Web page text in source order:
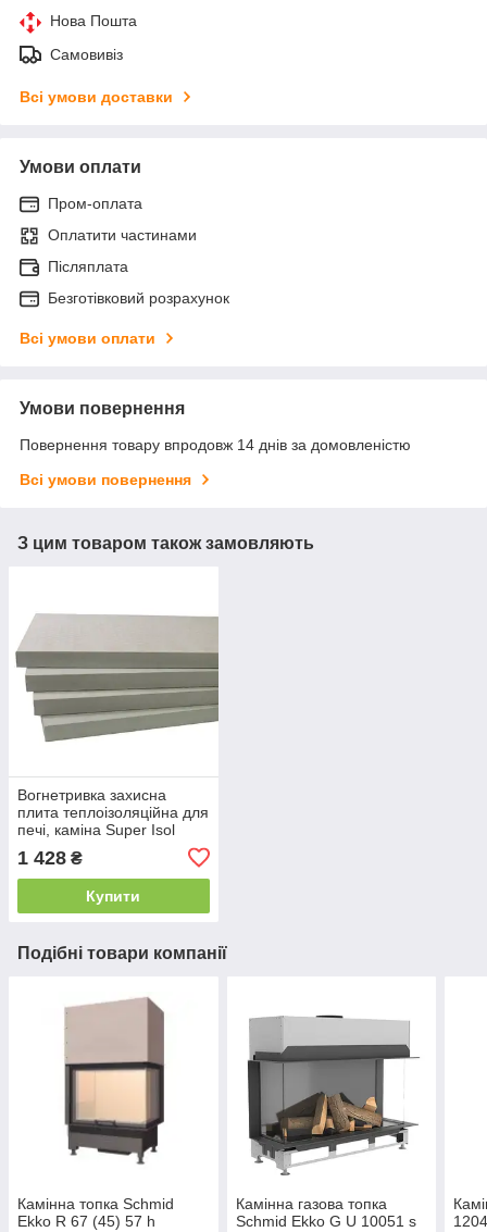
Нова Пошта
Самовивіз
Всі умови доставки
Умови оплати
Пром-оплата
Оплатити частинами
Післяплата
Безготівковий розрахунок
Всі умови оплати
Умови повернення
Повернення товару впродовж 14 днів за домовленістю
Всі умови повернення
З цим товаром також замовляють
Вогнетривка захисна
плита теплоізоляційна для
печі, каміна Super Isol
1000/610/30 мм Суперізол
21010028
1 428 ₴
Купити
Подібні товари компанії
Камінна топка Schmid
Ekko R 67 (45) 57 h
Камінна газова топка
Schmid Ekko G U 10051 s